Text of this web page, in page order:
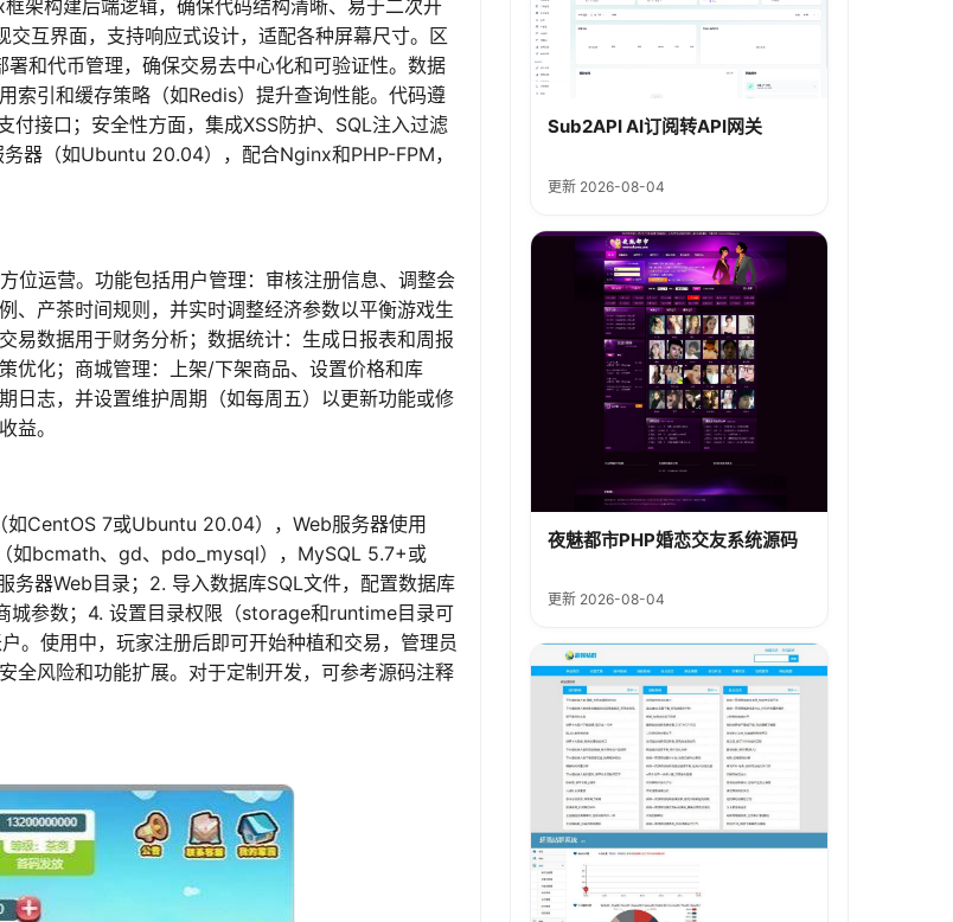
架构建后端逻辑，确保代码结构清晰、易于二次开
互界面，支持响应式设计，适配各种屏幕尺寸。区
和代币管理，确保交易去中心化和可验证性。数据
索引和缓存策略（如Redis）提升查询性能。代码遵
付接口；安全性方面，集成XSS防护、SQL注入过滤
器（如Ubuntu 20.04），配合Nginx和PHP-FPM，
位运营。功能包括用户管理：审核注册信息、调整会
、产茶时间规则，并实时调整经济参数以平衡游戏生
易数据用于财务分析；数据统计：生成日报表和周报
优化；商城管理：上架/下架商品、设置价格和库
日志，并设置维护周期（如每周五）以更新功能或修
益。
CentOS 7或Ubuntu 20.04），Web服务器使用
如bcmath、gd、pdo_mysql），MySQL 5.7+或
务器Web目录；2. 导入数据库SQL文件，配置数据库
城参数；4. 设置目录权限（storage和runtime目录可
。使用中，玩家注册后即可开始种植和交易，管理员
全风险和功能扩展。对于定制开发，可参考源码注释
Sub2API AI订阅转API网关
更新 2026-08-04
夜魅都市PHP婚恋交友系统源码
更新 2026-08-04